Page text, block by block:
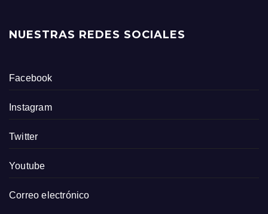
NUESTRAS REDES SOCIALES
Facebook
Instagram
Twitter
Youtube
Correo electrónico